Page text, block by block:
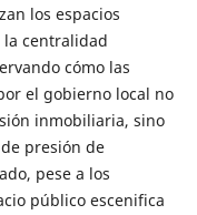
los espacios
la centralidad
cómo las
el gobierno local no
inmobiliaria, sino
presión de
pese a los
público escenifica